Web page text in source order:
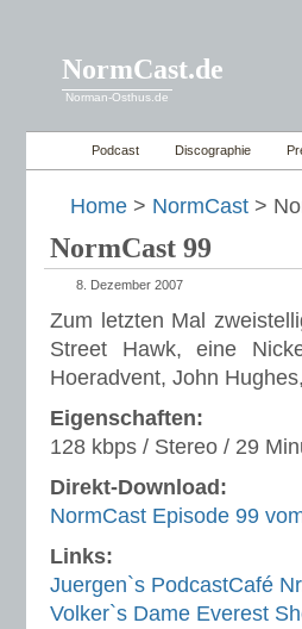
NormCast.de
Norman-Osthus.de
Podcast Discographie
Home > NormCast >
NormCast 99
8. Dezember 2007
Zum letzten Mal
Street Hawk, eine
Hoeradvent, John
Eigenschaften:
128 kbps / Stereo / 29
Direkt-Download:
NormCast Episode 99
Links:
Juergen`s PodcastCafé
Volker`s Dame Everest